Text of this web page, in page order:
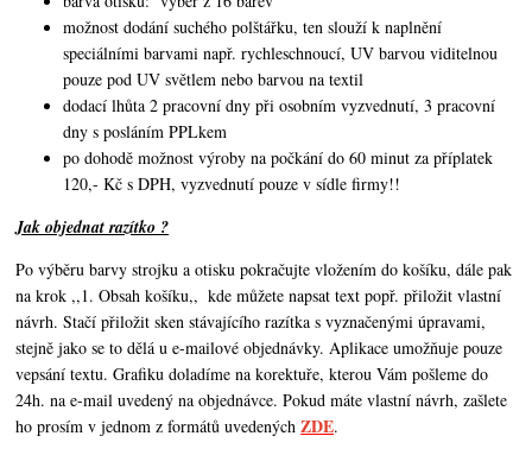
možnost dodání suchého polštářku, ten slouží k naplnění
speciálními barvami např. rychleschnoucí, UV barvou viditelnou
pouze pod UV světlem nebo barvou na textil
dodací lhůta 2 pracovní dny při osobním vyzvednutí, 3 pracovní
dny s posláním PPLkem
po dohodě možnost výroby na počkání do 60 minut za příplatek
120,- Kč s DPH, vyzvednutí pouze v sídle firmy!!
Jak objednat razítko ?
Po výběru barvy strojku a otisku pokračujte vložením do košíku, dále pak
na krok ,,1. Obsah košíku,, kde můžete napsat text popř. přiložit vlastní
návrh. Stačí přiložit sken stávajícího razítka s vyznačenými úpravami,
stejně jako se to dělá u e-mailové objednávky. Aplikace umožňuje pouze
vepsání textu. Grafiku doladíme na korektuře, kterou Vám pošleme do
24h. na e-mail uvedený na objednávce. Pokud máte vlastní návrh,zašlete
ho prosím v jednom z formátů uvedenýchZDE.